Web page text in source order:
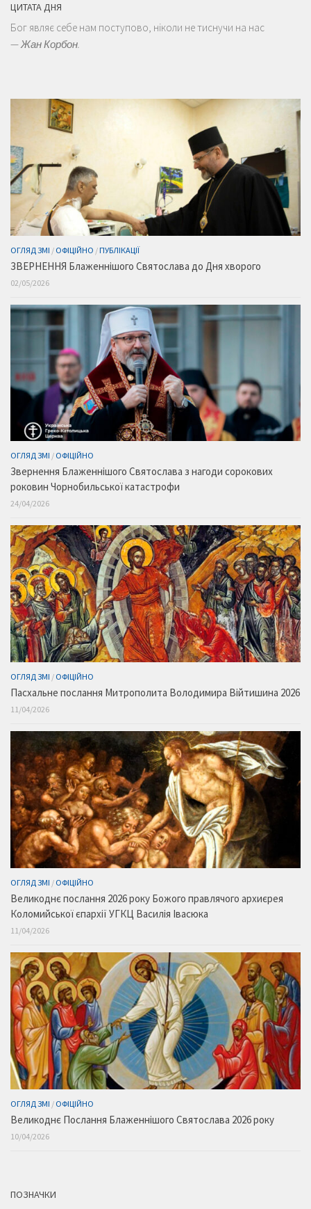
ЦИТАТА ДНЯ
Бог являє себе нам поступово, ніколи не тиснучи на нас
—Жан Корбон.
ОГЛЯД ЗМІ / ОФІЦІЙНО /ПУБЛІКАЦІЇ
ЗВЕРНЕННЯ Блаженнішого Святослава до Дня хворого
02/05/2026
ОГЛЯД ЗМІ / ОФІЦІЙНО
Звернення Блаженнішого Святослава з нагоди сорокових
роковин Чорнобильської катастрофи
24/04/2026
ОГЛЯД ЗМІ / ОФІЦІЙНО
Пасхальне послання Митрополита Володимира Війтишина 2026
11/04/2026
ОГЛЯД ЗМІ / ОФІЦІЙНО
Великоднє послання 2026 року Божого правлячого архиєрея
Коломийської єпархії УГКЦ Василія Івасюка
11/04/2026
ОГЛЯД ЗМІ / ОФІЦІЙНО
Великоднє Послання Блаженнішого Святослава 2026 року
10/04/2026
ПОЗНАЧКИ